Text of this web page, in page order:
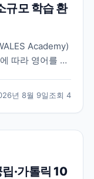
규모 학습 환
Academy)
따라 영어를 공
교입니다.
년 8월 9일조회 4
·가톨릭 10